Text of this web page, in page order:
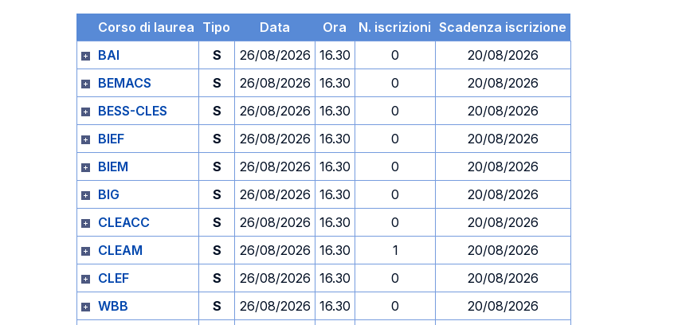
Corso di laurea Tipo Data Ora N. iscrizioni Scadenza iscrizione
BAI
S 26/08/2026 16.30 0
20/08/2026
BEMACS
S 26/08/2026 16.30 0
20/08/2026
BESS-CLES
S 26/08/2026 16.30 0
20/08/2026
BIEF
S 26/08/2026 16.30 0
20/08/2026
BIEM
S 26/08/2026 16.30 0
20/08/2026
BIG
S 26/08/2026 16.30 0
20/08/2026
CLEACC
S 26/08/2026 16.30 0
20/08/2026
CLEAM
S 26/08/2026 16.30 1
20/08/2026
CLEF
S 26/08/2026 16.30 0
20/08/2026
WBB
S 26/08/2026 16.30 0
20/08/2026